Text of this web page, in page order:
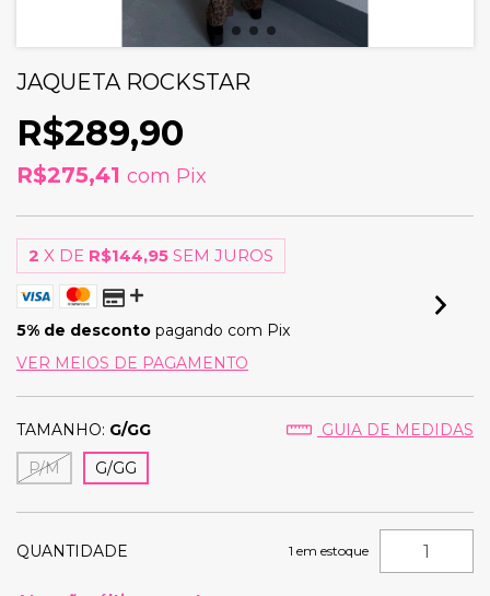
JAQUETA ROCKSTAR
R$289,90
R$275,41 com Pix
2 X DE R$144,95 SEM JUROS
5% de desconto pagando com Pix
VER MEIOS DE PAGAMENTO
TAMANHO: G/GG
GUIA DE MEDIDAS
P/M
G/GG
QUANTIDADE 1 em estoque